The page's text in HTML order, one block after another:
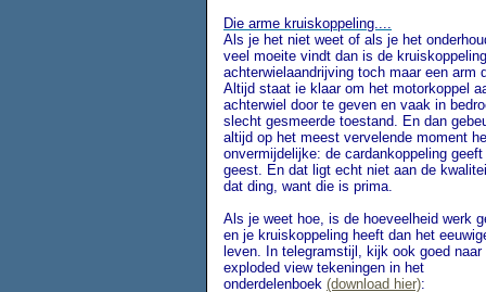
Die arme kruiskoppeling....
Als je het niet weet of als je het
veel moeite vindt dan is de
achterwielaandrijving toch maar een arm
Altijd staat ie klaar om het motorkoppel
achterwiel door te geven en vaak in
slecht gesmeerde toestand. En dan
altijd op het meest vervelende moment
onvermijdelijke: de cardankoppeling geeft
geest. En dat ligt echt niet aan de
dat ding, want die is prima.
Als je weet hoe, is de hoeveelheid werk
en je kruiskoppeling heeft dan het
leven. In telegramstijl, kijk ook goed naar
exploded view tekeningen in het
onderdelenboek (download hier):